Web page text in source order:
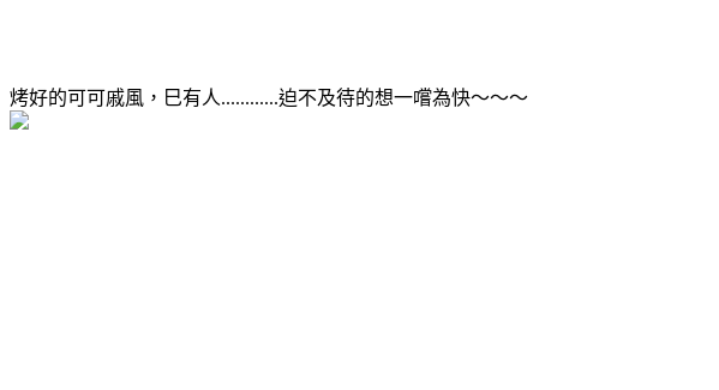
烤好的可可戚風，巳有人............迫不及待的想一嚐為快～～～